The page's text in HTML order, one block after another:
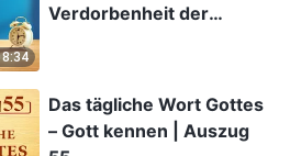
8:34
Verdorbenheit der
Das tägliche Wort Gottes
– Gott kennen | Auszug